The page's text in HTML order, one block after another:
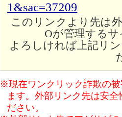
1&sac=37209
このリンクより先は
Oが管理する
よろしければ上記リ
※現在ワンクリック詐欺の
ます。外部リンク先は安
ださい。